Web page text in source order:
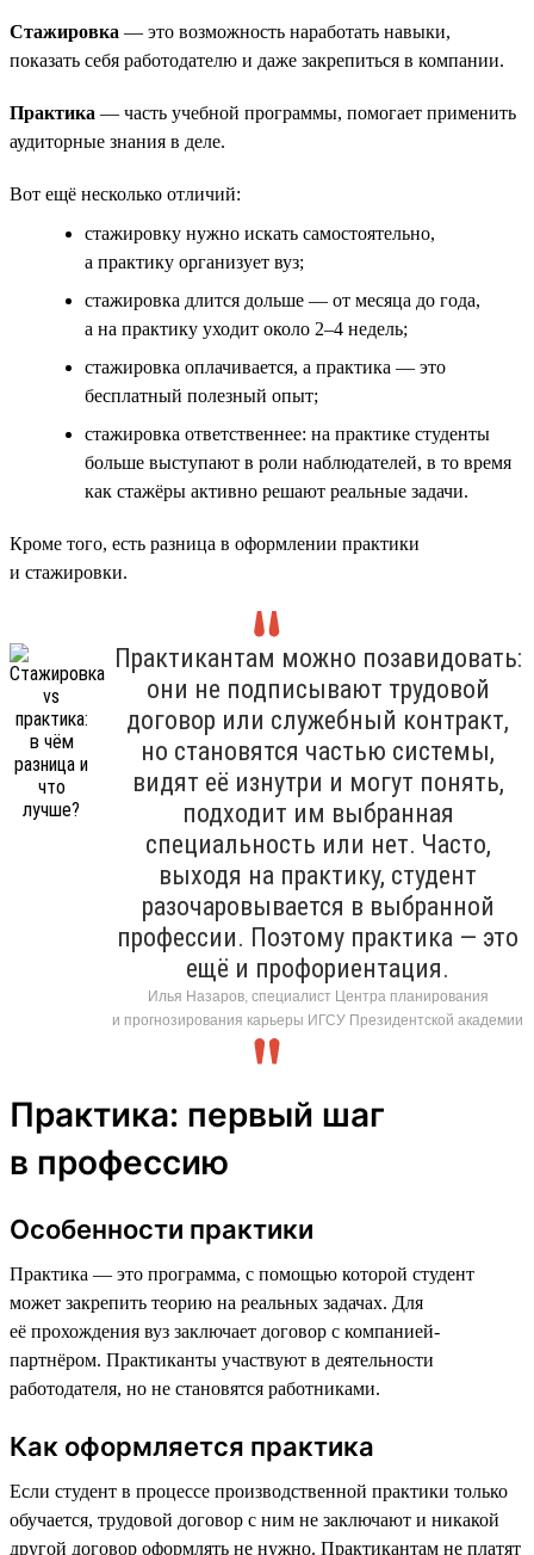
Стажировка — это возможность наработать навыки,
показать себя работодателю и даже закрепиться в компании.
Практика — часть учебной программы, помогает применить
аудиторные знания в деле.
Вот ещё несколько отличий:
стажировку нужно искать самостоятельно,
а практику организует вуз;
стажировка длится дольше — от месяца до года,
а на практику уходит около 2–4 недель;
стажировка оплачивается, а практика — это
бесплатный полезный опыт;
стажировка ответственнее: на практике студенты
больше выступают в роли наблюдателей, в то время
как стажёры активно решают реальные задачи.
Кроме того, есть разница в оформлении практики
и стажировки.
Практикантам можно позавидовать:
они не подписывают трудовой
договор или служебный контракт,
но становятся частью системы,
видят её изнутри и могут понять,
подходит им выбранная
специальность или нет. Часто,
выходя на практику, студент
разочаровывается в выбранной
профессии. Поэтому практика — это
ещё и профориентация.
Илья Назаров, специалист Центра планирования
и прогнозирования карьеры ИГСУ Президентской академии
Практика: первый шаг
в профессию
Особенности практики
Практика — это программа, с помощью которой студент
может закрепить теорию на реальных задачах. Для
её прохождения вуз заключает договор с компанией-
партнёром. Практиканты участвуют в деятельности
работодателя, но не становятся работниками.
Как оформляется практика
Если студент в процессе производственной практики только
обучается, трудовой договор с ним не заключают и никакой
другой договор оформлять не нужно. Практикантам не платят